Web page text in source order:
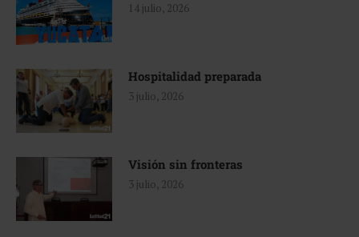
14 julio, 2026
Hospitalidad preparada
3 julio, 2026
Visión sin fronteras
3 julio, 2026